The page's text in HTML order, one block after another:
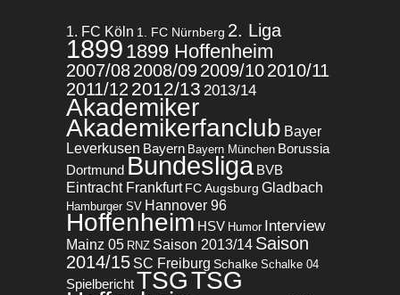
1. FC Köln 1. FC Nürnberg 2. Liga
1899 1899 Hoffenheim
2007/082008/092009/102010/11
2011/12 2012/13 2013/14
Akademiker
Akademikerfanclub Bayer
Leverkusen Bayern Bayern München Borussia
Dortmund Bundesliga BVB
Eintracht Frankfurt FC Augsburg Gladbach
Hamburger SV Hannover 96
Hoffenheim HSV Humor Interview
Mainz 05 RNZ Saison 2013/14 Saison
2014/15 SC Freiburg Schalke Schalke 04
SpielberichtTSGTSG